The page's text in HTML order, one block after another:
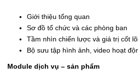
Giới thiệu tổng quan
Sơ đồ tổ chức và các phòng ban
Tầm nhìn chiến lược và giá trị cốt
Bộ sưu tập hình ảnh, video hoạt
Module dịch vụ – sản phẩm